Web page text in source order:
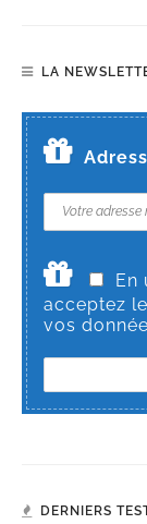
LA
En
acceptez
vos
DERNIERS